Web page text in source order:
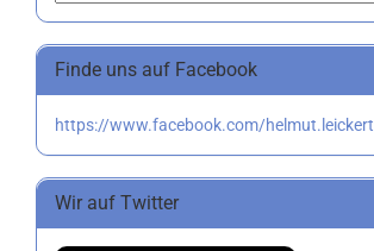
Finde uns auf Facebook
https://www.facebook.com/helmut.leickert
Wir auf Twitter